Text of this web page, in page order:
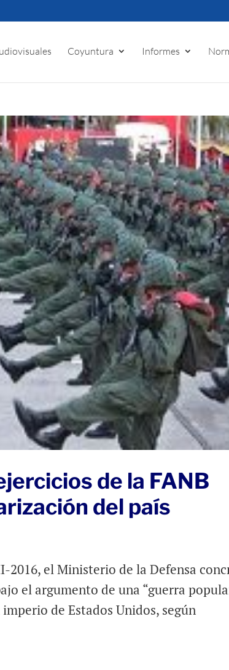
Coyuntura Informes
de la FANB
del país
el Ministerio de la Defensa
el argumento de una “guerra
de Estados Unidos, según